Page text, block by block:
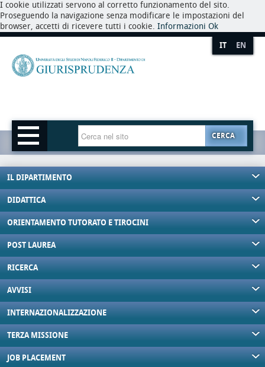
I cookie utilizzati servono al corretto funzionamento del sito.
Proseguendo la navigazione senza modificare le impostazioni del
browser, accetti di ricevere tutti i cookie. Informazioni Ok
IT EN
CERCA
IL DIPARTIMENTO
DIDATTICA
ORIENTAMENTO TUTORATO E TIROCINI
POST LAUREA
RICERCA
AVVISI
INTERNAZIONALIZZAZIONE
TERZA MISSIONE
JOB PLACEMENT